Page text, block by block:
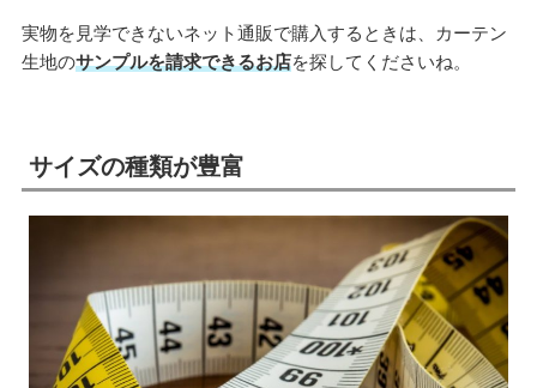
実物を見学できないネット通販で購入するときは、カーテン
生地のサンプルを請求できるお店を探してくださいね。
サイズの種類が豊富